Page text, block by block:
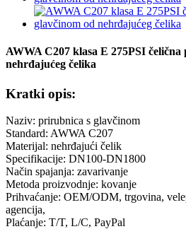
AWWA C207 klasa E 275PSI
nehrđajućeg čelika
Kratki opis:
Naziv: prirubnica s glavčinom
Standard: AWWA C207
Materijal: nehrđajući čelik
Specifikacije: DN100-DN1800
Način spajanja: zavarivanje
Metoda proizvodnje: kovanje
Prihvaćanje: OEM/ODM, trgovina,
agencija,
Plaćanje: T/T, L/C, PayPal